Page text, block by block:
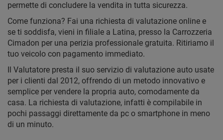
permette di concludere la vendita in tutta sicurezza.
Come funziona? Fai una richiesta di valutazione online e
se ti soddisfa, vieni in filiale a Latina, presso la Carrozzeria
Cimadon per una perizia professionale gratuita. Ritiriamo il
tuo veicolo con pagamento immediato.
Il Valutatore presta il suo servizio di valutazione auto usate
per i clienti dal 2012, offrendo di un metodo innovativo e
semplice per vendere la propria auto, comodamente da
casa. La richiesta di valutazione, infatti è compilabile in
pochi passaggi direttamente da pc o smartphone in meno
di un minuto.